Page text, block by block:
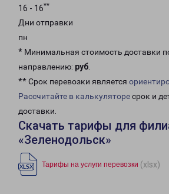
16 - 16**
Дни отправки
пн
* Минимальная стоимость доставки
направлению: руб.
** Срок перевозки является
Рассчитайте в калькуляторесрок и
доставки.
Скачать тарифы для
«Зеленодольск»
Тарифы на услуги перевозки (xlsx)